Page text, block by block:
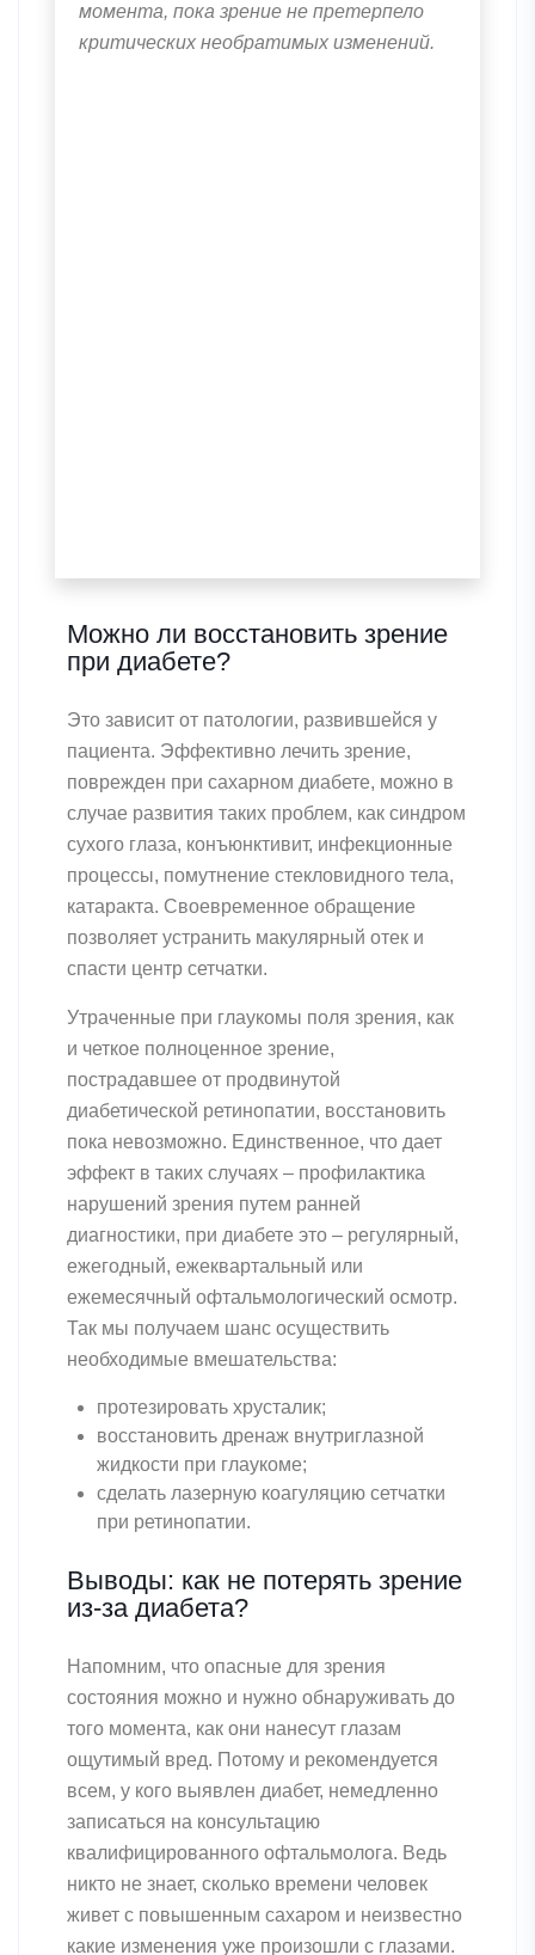
момента, пока зрение не претерпело
критических необратимых изменений.
Можно ли восстановить зрение
при диабете?
Это зависит от патологии, развившейся у
пациента. Эффективно лечить зрение,
поврежден при сахарном диабете, можно в
случае развития таких проблем, как синдром
сухого глаза, конъюнктивит, инфекционные
процессы, помутнение стекловидного тела,
катаракта. Своевременное обращение
позволяет устранить макулярный отек и
спасти центр сетчатки.
Утраченные при глаукомы поля зрения, как
и четкое полноценное зрение,
пострадавшее от продвинутой
диабетической ретинопатии, восстановить
пока невозможно. Единственное, что дает
эффект в таких случаях – профилактика
нарушений зрения путем ранней
диагностики, при диабете это – регулярный,
ежегодный, ежеквартальный или
ежемесячный офтальмологический осмотр.
Так мы получаем шанс осуществить
необходимые вмешательства:
протезировать хрусталик;
восстановить дренаж внутриглазной
жидкости при глаукоме;
сделать лазерную коагуляцию сетчатки
при ретинопатии.
Выводы: как не потерять зрение
из-за диабета?
Напомним, что опасные для зрения
состояния можно и нужно обнаруживать до
того момента, как они нанесут глазам
ощутимый вред. Потому и рекомендуется
всем, у кого выявлен диабет, немедленно
записаться на консультацию
квалифицированного офтальмолога. Ведь
никто не знает, сколько времени человек
живет с повышенным сахаром и неизвестно
какие изменения уже произошли с глазами.